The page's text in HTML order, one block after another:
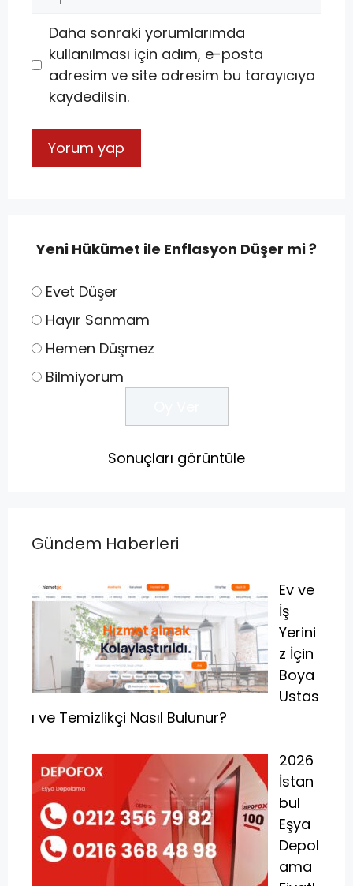
Daha sonraki yorumlarımda
kullanılması için adım, e-posta
adresim ve site adresim bu tarayıcıya
kaydedilsin.
Yeni Hükümet ile Enflasyon Düşer mi ?
Evet Düşer
Hayır Sanmam
Hemen Düşmez
Bilmiyorum
Sonuçları görüntüle
Gündem Haberleri
Ev ve
İş
Yerini
z İçin
Boya
Ustas
ı ve Temizlikçi Nasıl Bulunur?
2026
İstan
bul
Eşya
Depol
ama